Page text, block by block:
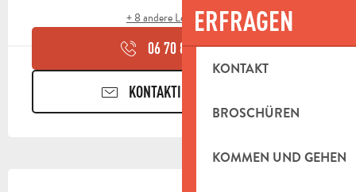
ERFRAGEN
KONTAKT
BROSCHÜREN
KOMMEN UND GEHEN
+ 8 andere Leistung(en)
06 70 88 62▒▒
KONTAKTIEREN SIE UNS